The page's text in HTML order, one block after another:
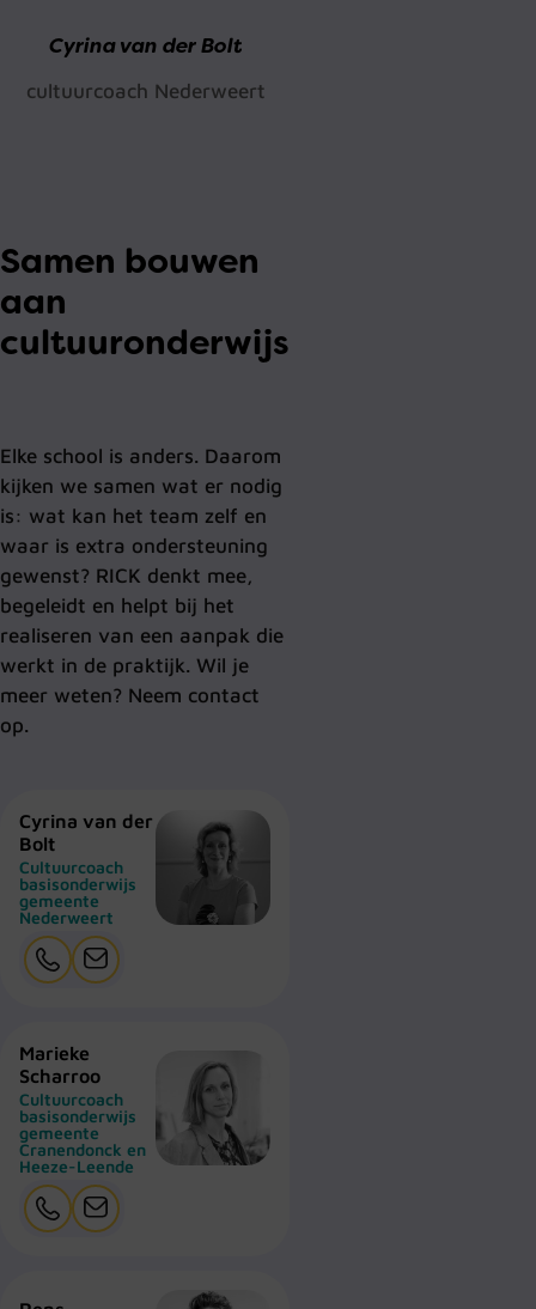
Cyrina van der Bolt
cultuurcoach Nederweert
Samen bouwen
aan
cultuuronderwijs
Elke school is anders. Daarom
kijken we samen wat er nodig
is: wat kan het team zelf en
waar is extra ondersteuning
gewenst? RICK denkt mee,
begeleidt en helpt bij het
realiseren van een aanpak die
werkt in de praktijk. Wil je
meer weten? Neem contact
op.
Cyrina van der
Bolt
Cultuurcoach
basisonderwijs
gemeente
Nederweert
Marieke
Scharroo
Cultuurcoach
basisonderwijs
gemeente
Cranendonck en
Heeze-Leende